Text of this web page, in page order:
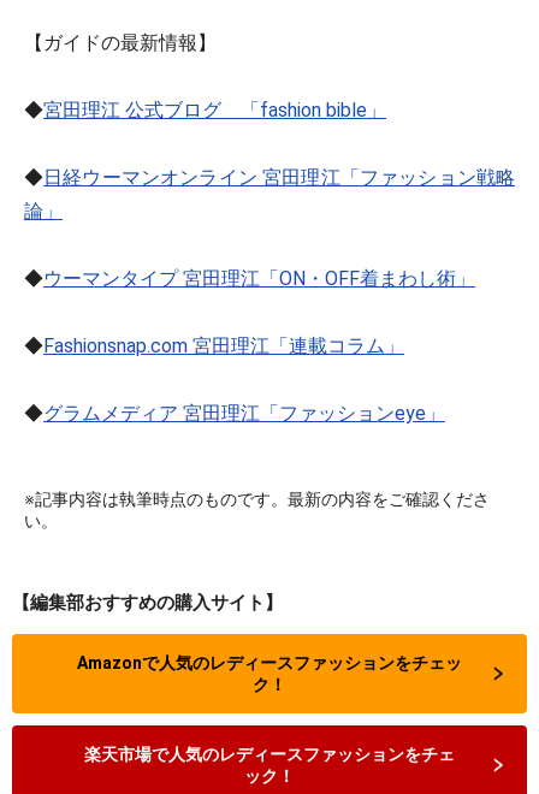
【ガイドの最新情報】
◆宮田理江 公式ブログ 「fashion bible」
◆日経ウーマンオンライン 宮田理江「ファッション戦略
論」
◆ウーマンタイプ 宮田理江「ON・OFF着まわし術」
◆Fashionsnap.com 宮田理江「連載コラム」
◆グラムメディア 宮田理江「ファッションeye」
※記事内容は執筆時点のものです。最新の内容をご確認くださ
い。
【編集部おすすめの購入サイト】
Amazonで人気のレディースファッションをチェッ
ク！
楽天市場で人気のレディースファッションをチェ
ック！